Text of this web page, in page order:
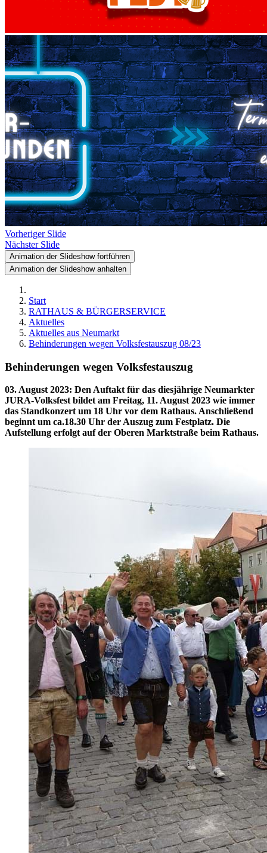
Vorheriger Slide
Nächster Slide
Animation der Slideshow fortführen
Animation der Slideshow anhalten
Start
RATHAUS & BÜRGERSERVICE
Aktuelles
Aktuelles aus Neumarkt
Behinderungen wegen Volksfestauszug 08/23
Behinderungen wegen Volksfestauszug
03. August 2023: Den Auftakt für das diesjährige Neumarkter
JURA-Volksfest bildet am Freitag, 11. August 2023 wie immer
das Standkonzert um 18 Uhr vor dem Rathaus. Anschließend
beginnt um ca.18.30 Uhr der Auszug zum Festplatz. Die
Aufstellung erfolgt auf der Oberen Marktstraße beim Rathaus.